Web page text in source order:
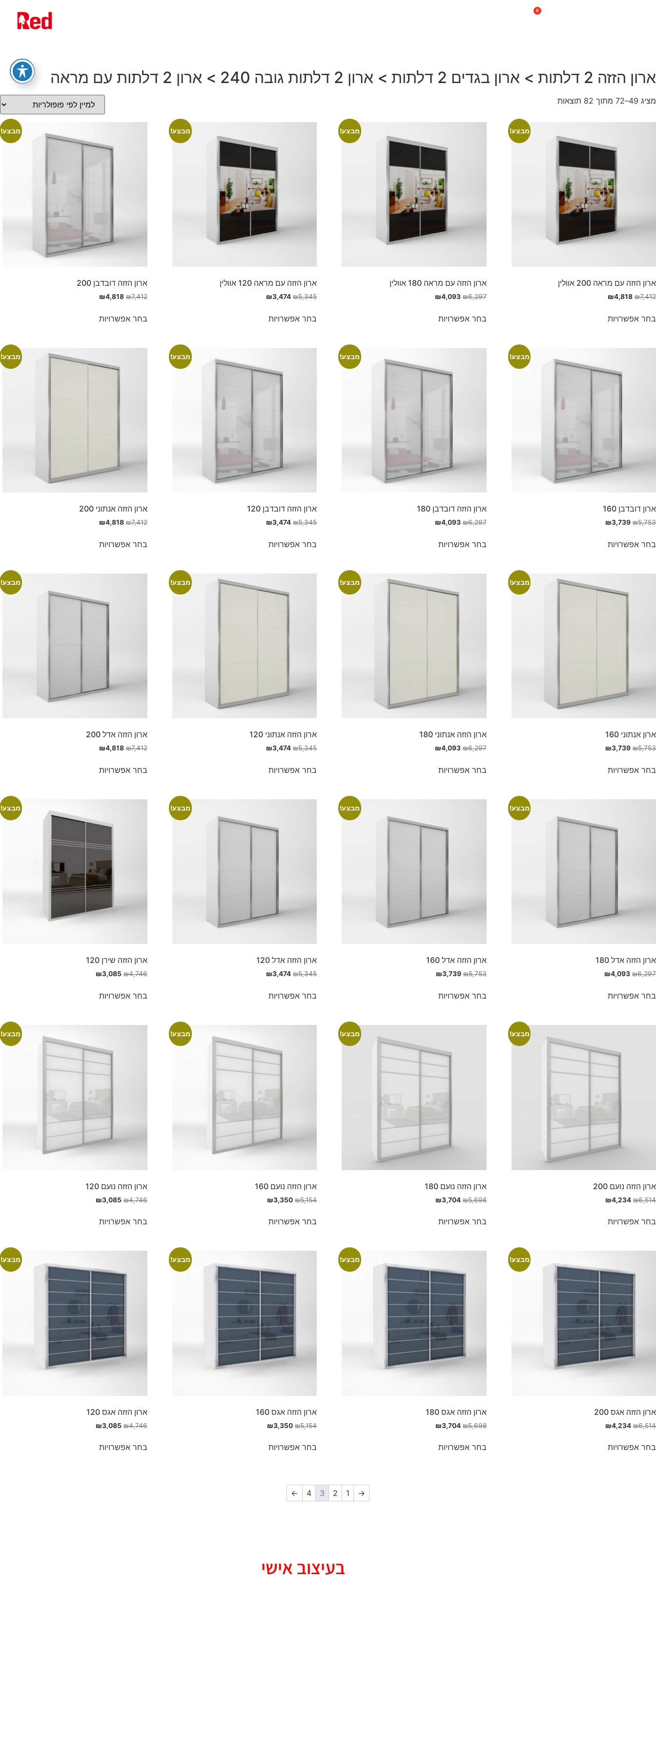
0
ארון הזזה 2 דלתות > ארון בגדים 2 דלתות > ארון 2 דלתות גובה 240 > ארון 2 דלתות עם מראה
מציג 49–72 מתוך 82 תוצאות
מבצע!
ארון הזזה עם מראה 200 אוולין
₪7,412
₪4,818
בחר אפשרויות
מבצע!
ארון הזזה עם מראה 180 אוולין
₪6,297
₪4,093
בחר אפשרויות
מבצע!
ארון הזזה עם מראה 120 אוולין
₪5,345
₪3,474
בחר אפשרויות
מבצע!
ארון הזזה דובדבן 200
₪7,412
₪4,818
בחר אפשרויות
מבצע!
ארון דובדבן 160
₪5,753
₪3,739
בחר אפשרויות
מבצע!
ארון הזזה דובדבן 180
₪6,297
₪4,093
בחר אפשרויות
מבצע!
ארון הזזה דובדבן 120
₪5,345
₪3,474
בחר אפשרויות
מבצע!
ארון הזזה אנתוני 200
₪7,412
₪4,818
בחר אפשרויות
מבצע!
ארון אנתוני 160
₪5,753
₪3,739
בחר אפשרויות
מבצע!
ארון הזזה אנתוני 180
₪6,297
₪4,093
בחר אפשרויות
מבצע!
ארון הזזה אנתוני 120
₪5,345
₪3,474
בחר אפשרויות
מבצע!
ארון הזזה אדל 200
₪7,412
₪4,818
בחר אפשרויות
מבצע!
ארון הזזה אדל 180
₪6,297
₪4,093
בחר אפשרויות
מבצע!
ארון הזזה אדל 160
₪5,753
₪3,739
בחר אפשרויות
מבצע!
ארון הזזה אדל 120
₪5,345
₪3,474
בחר אפשרויות
מבצע!
ארון הזזה שירן 120
₪4,746
₪3,085
בחר אפשרויות
מבצע!
ארון הזזה נועם 200
₪6,514
₪4,234
בחר אפשרויות
מבצע!
ארון הזזה נועם 180
₪5,698
₪3,704
בחר אפשרויות
מבצע!
ארון הזזה נועם 160
₪5,154
₪3,350
בחר אפשרויות
מבצע!
ארון הזזה נועם 120
₪4,746
₪3,085
בחר אפשרויות
מבצע!
ארון הזזה אגס 200
₪6,514
₪4,234
בחר אפשרויות
מבצע!
ארון הזזה אגס 180
₪5,698
₪3,704
בחר אפשרויות
מבצע!
ארון הזזה אגס 160
₪5,154
₪3,350
בחר אפשרויות
מבצע!
ארון הזזה אגס 120
₪4,746
₪3,085
בחר אפשרויות
→
1
2
3
4
←
בעיצוב אישי